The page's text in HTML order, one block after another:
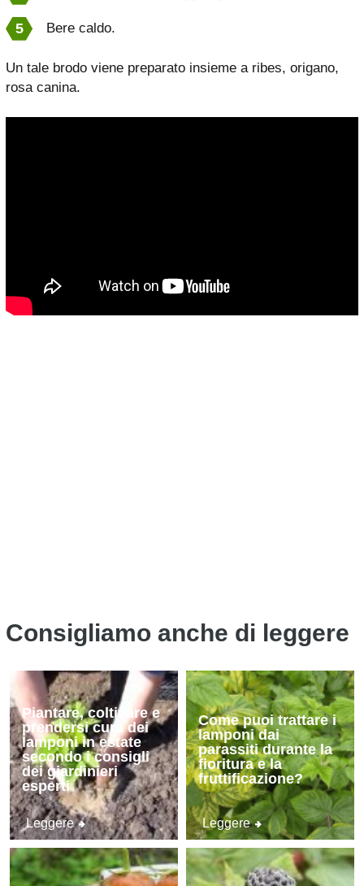
Bere caldo.
Un tale brodo viene preparato insieme a ribes, origano,
rosa canina.
Consigliamo anche di leggere
Piantare, coltivare e
prendersi cura dei
lamponi in estate
secondo i consigli
dei giardinieri
esperti
Leggere
Come puoi trattare i
lamponi dai
parassiti durante la
fioritura e la
fruttificazione?
Leggere